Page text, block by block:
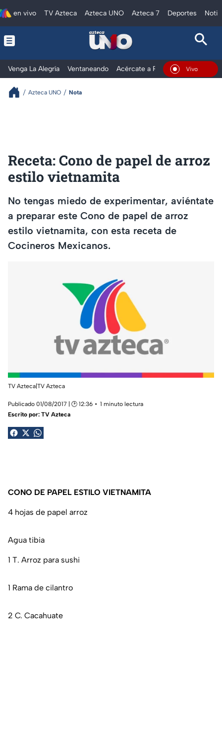
en vivo TV Azteca Azteca UNO Azteca 7 Deportes
Venga La Alegría Ventaneando Acércate a Rocío Al Extremo
En Vivo
Azteca UNO Nota
Receta: Cono de papel de arroz
estilo vietnamita
No tengas miedo de experimentar, aviéntate
a preparar este Cono de papel de arroz
estilo vietnamita, con esta receta de
Cocineros Mexicanos.
TV Azteca|TV Azteca
Publicado 01/08/2017 | 🕑 12:36
1 minuto lectura
Escrito por: TV Azteca
CONO DE PAPEL ESTILO VIETNAMITA
4 hojas de papel arroz
Agua tibia
1 T. Arroz para sushi
1 Rama de cilantro
2 C. Cacahuate